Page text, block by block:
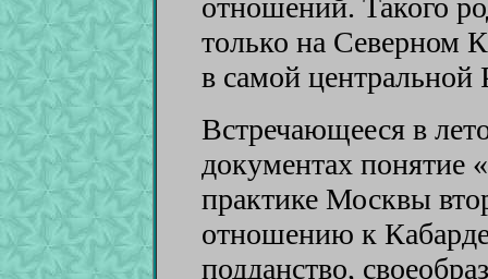
отношений. Такого
только на Северном
в самой центральной
Встречающееся в
документах понятие
практике Москвы
отношению к Кабарде
подданство,